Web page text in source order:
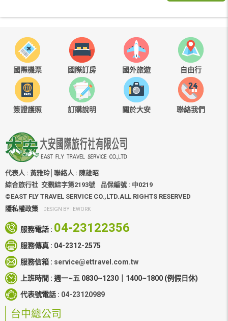
國際機票 國際訂房 國外旅遊 自由行
簽證護照 訂購說明 關於大安 聯絡我們
代表人 : 黃雅玲│聯絡人 : 陳雄昭
綜合旅行社 交觀綜字第2193號
品保編號 : 中0219
©EAST FLY TRAVEL SERVICE CO.,LTD.ALL RIGHTS RESERVED
隱私權政策
DESIGN BY | EWORK
服務電話 : 04-23122356
服務傳真 : 04-2312-2575
服務信箱 : service@ettravel.com.tw
上班時間 : 週一~五 0830~1230｜1400~1800 (例假日休)
代表號電話 : 04-23120989
台中總公司